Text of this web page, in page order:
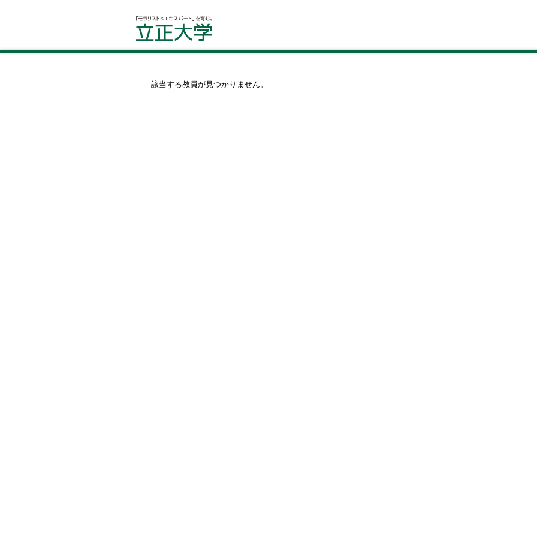
該当する教員が見つかりません。